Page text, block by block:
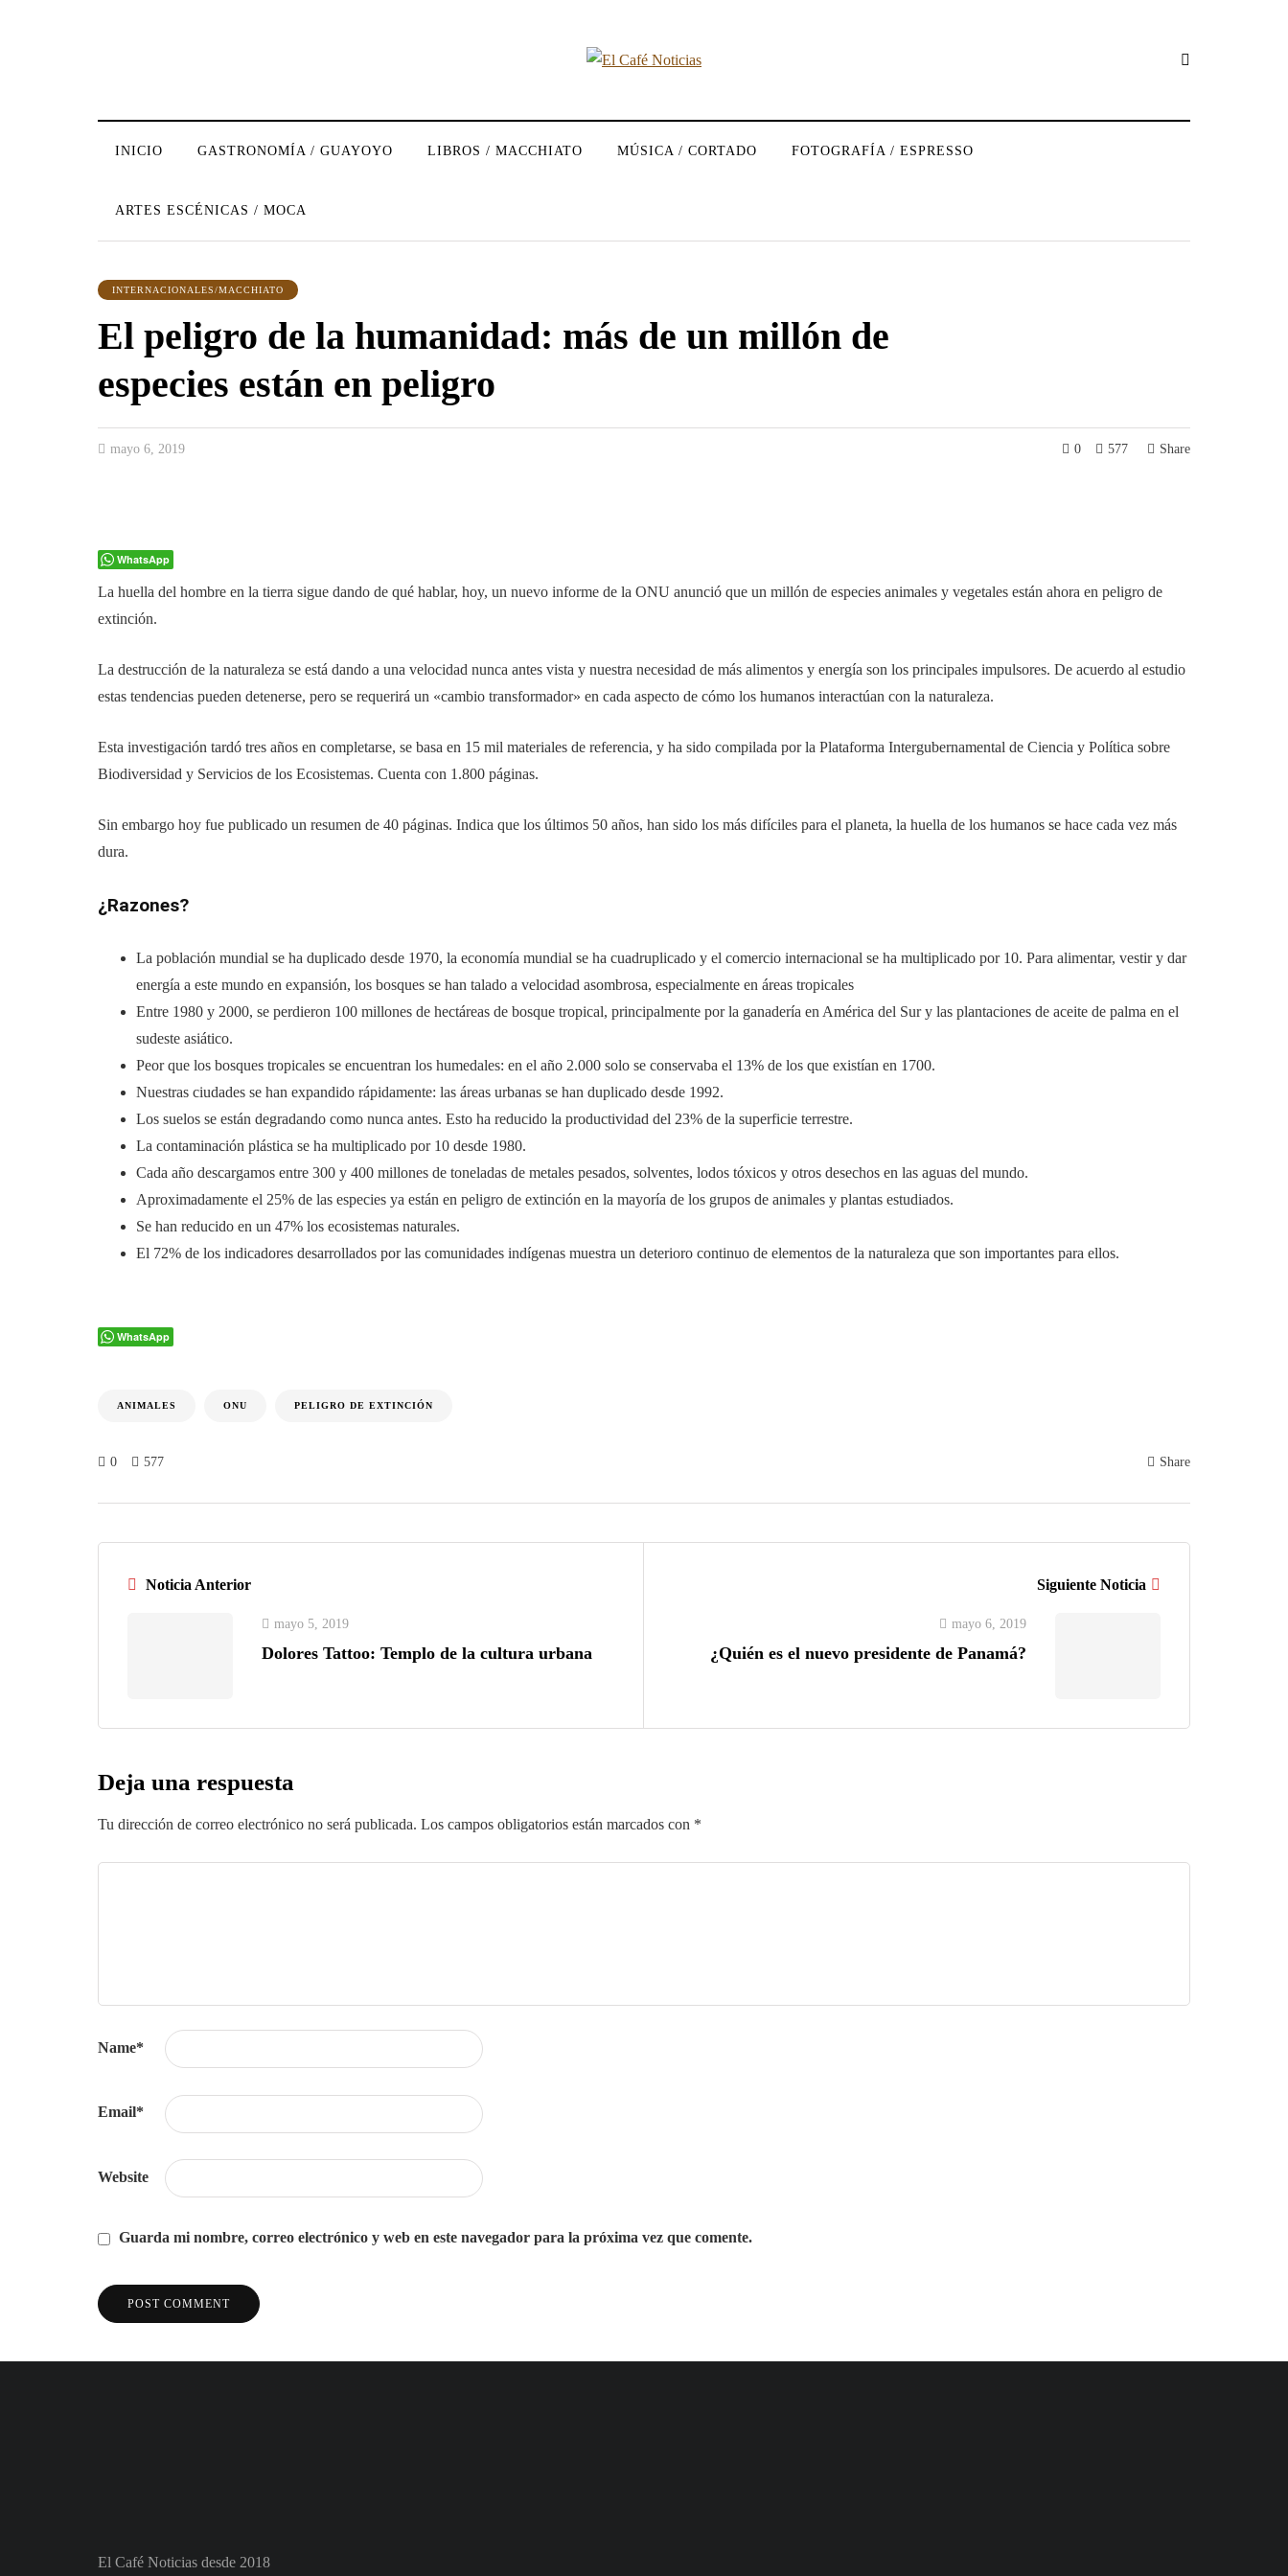
INICIO GASTRONOMÍA / GUAYOYO LIBROS / MACCHIATO MÚSICA / CORTADO FOTOGRAFÍA / ESPRESSO
ARTES ESCÉNICAS / MOCA
INTERNACIONALES/MACCHIATO
El peligro de la humanidad: más de un millón de
especies están en peligro
mayo 6, 2019 0 577 Share
WhatsApp
La huella del hombre en la tierra sigue dando de qué hablar, hoy, un nuevo informe de la ONU anunció que un millón de especies animales y vegetales están ahora en peligro de
extinción.
La destrucción de la naturaleza se está dando a una velocidad nunca antes vista y nuestra necesidad de más alimentos y energía son los principales impulsores. De acuerdo al estudio
estas tendencias pueden detenerse, pero se requerirá un «cambio transformador» en cada aspecto de cómo los humanos interactúan con la naturaleza.
Esta investigación tardó tres años en completarse, se basa en 15 mil materiales de referencia, y ha sido compilada por la Plataforma Intergubernamental de Ciencia y Política sobre
Biodiversidad y Servicios de los Ecosistemas. Cuenta con 1.800 páginas.
Sin embargo hoy fue publicado un resumen de 40 páginas. Indica que los últimos 50 años, han sido los más difíciles para el planeta, la huella de los humanos se hace cada vez más
dura.
¿Razones?
La población mundial se ha duplicado desde 1970, la economía mundial se ha cuadruplicado y el comercio internacional se ha multiplicado por 10. Para alimentar, vestir y dar
energía a este mundo en expansión, los bosques se han talado a velocidad asombrosa, especialmente en áreas tropicales
Entre 1980 y 2000, se perdieron 100 millones de hectáreas de bosque tropical, principalmente por la ganadería en América del Sur y las plantaciones de aceite de palma en el
sudeste asiático.
Peor que los bosques tropicales se encuentran los humedales: en el año 2.000 solo se conservaba el 13% de los que existían en 1700.
Nuestras ciudades se han expandido rápidamente: las áreas urbanas se han duplicado desde 1992.
Los suelos se están degradando como nunca antes. Esto ha reducido la productividad del 23% de la superficie terrestre.
La contaminación plástica se ha multiplicado por 10 desde 1980.
Cada año descargamos entre 300 y 400 millones de toneladas de metales pesados, solventes, lodos tóxicos y otros desechos en las aguas del mundo.
Aproximadamente el 25% de las especies ya están en peligro de extinción en la mayoría de los grupos de animales y plantas estudiados.
Se han reducido en un 47% los ecosistemas naturales.
El 72% de los indicadores desarrollados por las comunidades indígenas muestra un deterioro continuo de elementos de la naturaleza que son importantes para ellos.
WhatsApp
ANIMALES ONU PELIGRO DE EXTINCIÓN
0 577 Share
Noticia Anterior
mayo 5, 2019
Dolores Tattoo: Templo de la cultura urbana
Siguiente Noticia
mayo 6, 2019
¿Quién es el nuevo presidente de Panamá?
Deja una respuesta
Tu dirección de correo electrónico no será publicada. Los campos obligatorios están marcados con *
Name*
Email*
Website
Guarda mi nombre, correo electrónico y web en este navegador para la próxima vez que comente.
El Café Noticias desde 2018